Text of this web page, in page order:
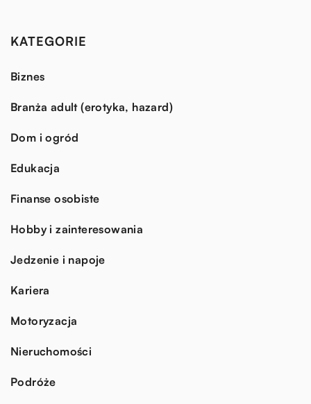
KATEGORIE
Biznes
Branża adult (erotyka, hazard)
Dom i ogród
Edukacja
Finanse osobiste
Hobby i zainteresowania
Jedzenie i napoje
Kariera
Motoryzacja
Nieruchomości
Podróże